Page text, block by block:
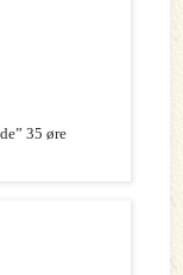
35 øre